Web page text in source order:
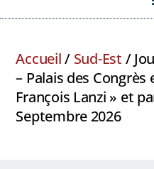
Accueil/ Sud-Est /
– Palais des
François Lanzi » et
Septembre 2026